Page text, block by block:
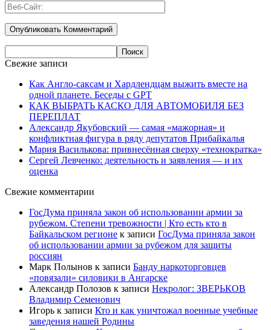
Свежие записи
Как Англо-саксам и Хардлендцам выжить вместе на
одной планете. Беседы с GPT
КАК ВЫБРАТЬ КАСКО ДЛЯ АВТОМОБИЛЯ БЕЗ
ПЕРЕПЛАТ
Александр Якубовский — самая «мажорная» и
конфликтная фигура в ряду депутатов Прибайкалья
Мария Василькова: привнесённая сверху «технократка»
Сергей Левченко: деятельность и заявления — и их
оценка
Свежие комментарии
ГосДума приняла закон об использовании армии за
рубежом. Степени тревожности | Кто есть кто в
Байкальском регионе к записи ГосДума приняла закон
об использовании армии за рубежом для защиты
россиян
Марк Полынов к записи Банду наркоторговцев
«повязали» силовики в Ангарске
Александр Полозов к записи Некролог: ЗВЕРЬКОВ
Владимир Семенович
Игорь к записи Кто и как уничтожал военные учебные
заведения нашей Родины